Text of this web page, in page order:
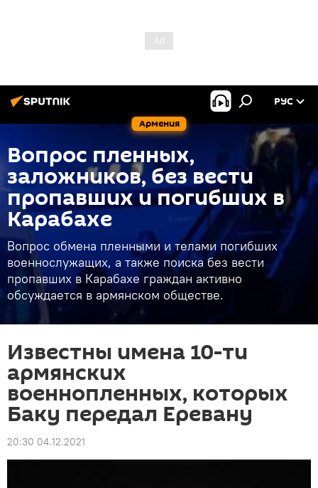
Армения
РУС
Вопрос пленных,
заложников, без вести
пропавших и погибших в
Карабахе
Вопрос обмена пленными и телами погибших
военнослужащих, а также поиска без вести
пропавших в Карабахе граждан активно
обсуждается в армянском обществе.
Известны имена 10-ти
армянских
военнопленных, которых
Баку передал Еревану
20:30 04.12.2021